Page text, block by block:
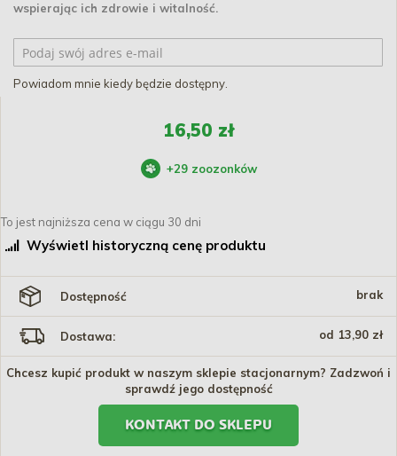
wspierając ich zdrowie i witalność.
Powiadom mnie kiedy będzie dostępny.
16,50 zł
+29 zoozonków
To jest najniższa cena w ciągu 30 dni
Wyświetl historyczną cenę produktu
Dostępność brak
Dostawa: od 13,90 zł
Chcesz kupić produkt w naszym sklepie stacjonarnym? Zadzwoń i
sprawdź jego dostępność
KONTAKT DO SKLEPU